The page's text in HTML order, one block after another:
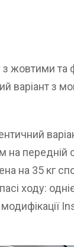
з жовтими та
варіант з
передній
на 35 кг
ходу: